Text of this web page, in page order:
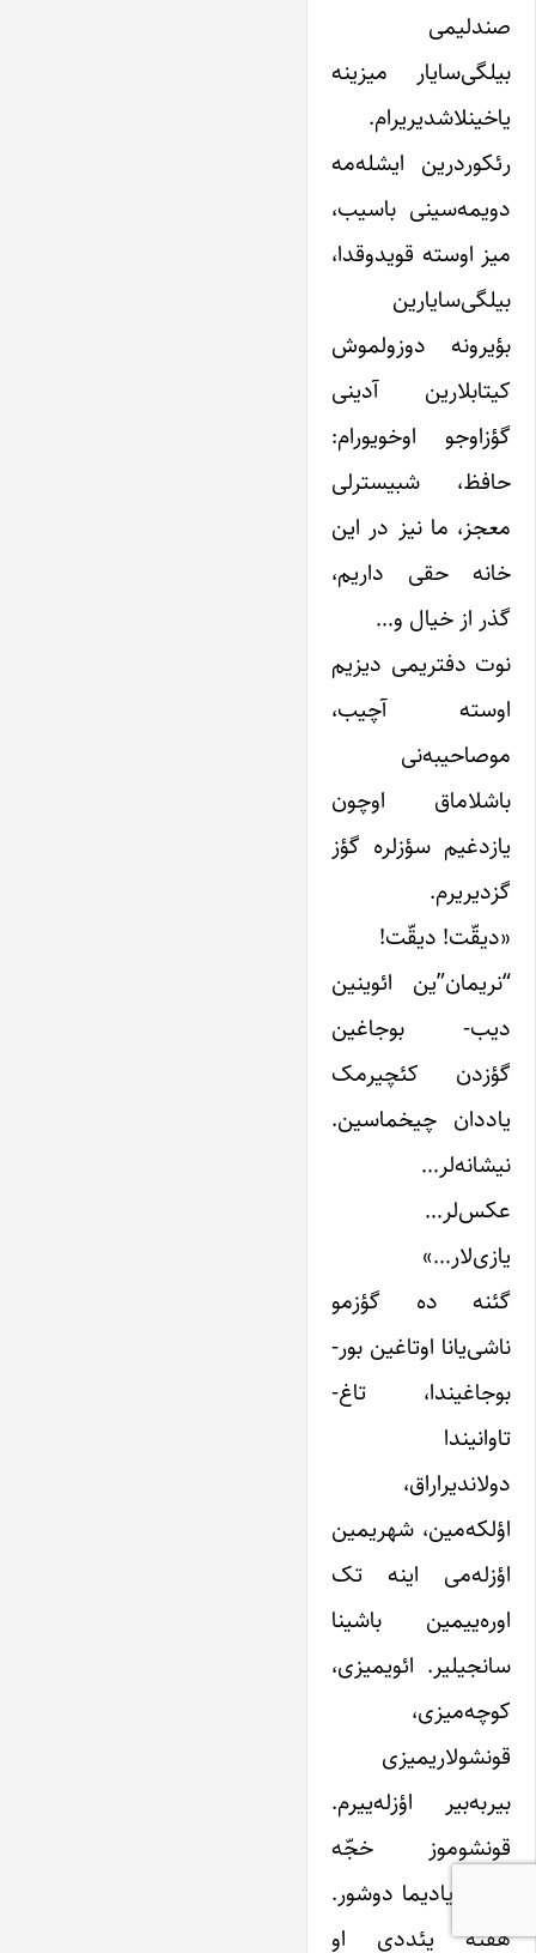
صندلیمی
بیلگی‌سایار میزینه
یاخینلاشدیریرام.
رئکوردرین ایشله‌مه
دویمه‌سینی باسیب،
میز اوسته قویدوقدا،
بیلگی‌سایارین
بؤیرونه دوزولموش
کیتابلارین آدینی
گؤزاوجو اوخویورام:
حافظ، شبیسترلی
معجز، ما نیز در این
خانه حقی داریم،
گذر از خیال و…
نوت دفتریمی دیزیم
اوسته آچیب،
موصاحیبه‌نی
باشلاماق اوچون
یازدغیم سؤزلره گؤز
گزدیریرم.
«دیقّت! دیقّت!
“نریمان”ین ائوینین
دیب- بوجاغین
گؤزدن کئچیرمک
یاددان چیخماسین.
نیشانه‌لر…
عکس‌لر…
یازی‌لار…»
گئنه ده گؤزمو
ناشی‌یانا اوتاغین بور-
بوجاغیندا، تاغ-
تاوانیندا
دولاندیراراق،
اؤلکه‌مین، شهریمین
اؤزله‌می اینه تک
اوره‌ییمین باشینا
سانجیلیر. ائویمیزی،
کوچه‌میزی،
قونشولاریمیزی
بیربه‌بیر اؤزله‌ییرم.
قونشوموز خجّه
خانیم یادیما دوشور.
هفته یئددی او